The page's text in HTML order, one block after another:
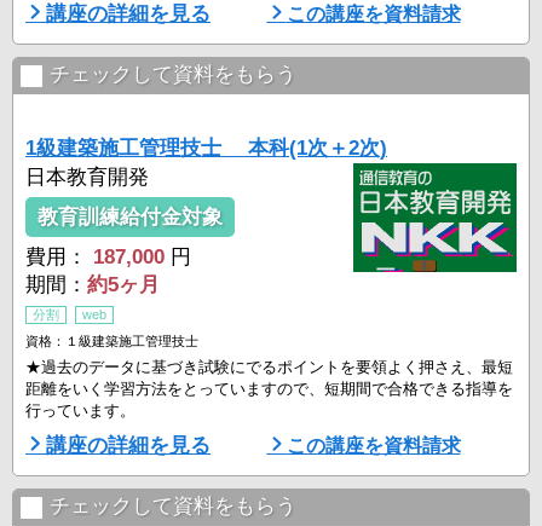
講座の詳細を見る この講座を資料請求
チェックして資料をもらう
1級建築施工管理技士 本科(1次＋2次)
日本教育開発
教育訓練給付金対象
費用：
187,000 円
期間： 約5ヶ月
分割
web
資格：１級建築施工管理技士
★過去のデータに基づき試験にでるポイントを要領よく押さえ、最短
距離をいく学習方法をとっていますので、短期間で合格できる指導を
行っています。
講座の詳細を見る この講座を資料請求
チェックして資料をもらう